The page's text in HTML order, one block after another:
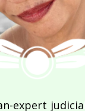
expert